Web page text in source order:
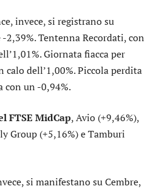
invece, si registrano su
2,39%. TentennaRecordati, con
Giornata fiacca per
calo dell’1,00%. Piccola perdita
con un -0,94%.
FTSE MidCap,Avio (+9,46%),
Group (+5,16%) eTamburi
si manifestano suCembre,